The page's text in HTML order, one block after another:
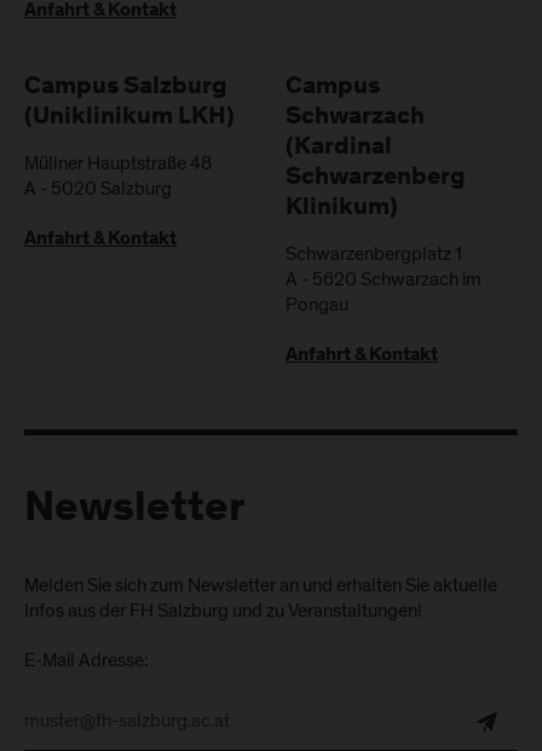
Anfahrt & Kontakt
Campus Salzburg
(Uniklinikum LKH)
Müllner Hauptstraße 48
A - 5020 Salzburg
Anfahrt & Kontakt
Campus
Schwarzach
(Kardinal
Schwarzenberg
Klinikum)
Schwarzenbergplatz 1
A - 5620 Schwarzach im
Pongau
Anfahrt & Kontakt
Newsletter
Melden Sie sich zum Newsletter an und erhalten Sie aktuelle
Infos aus der FH Salzburg und zu Veranstaltungen!
E-Mail Adresse: